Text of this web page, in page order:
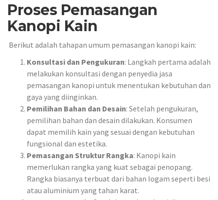
Proses Pemasangan
Kanopi Kain
Berikut adalah tahapan umum pemasangan kanopi kain:
Konsultasi dan Pengukuran: Langkah pertama adalah
melakukan konsultasi dengan penyedia jasa
pemasangan kanopi untuk menentukan kebutuhan dan
gaya yang diinginkan.
Pemilihan Bahan dan Desain: Setelah pengukuran,
pemilihan bahan dan desain dilakukan. Konsumen
dapat memilih kain yang sesuai dengan kebutuhan
fungsional dan estetika.
Pemasangan Struktur Rangka: Kanopi kain
memerlukan rangka yang kuat sebagai penopang.
Rangka biasanya terbuat dari bahan logam seperti besi
atau aluminium yang tahan karat.